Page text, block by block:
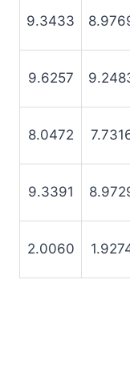
9.3433
9.6257
8.0472
9.3391
2.0060